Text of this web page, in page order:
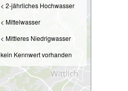
< 2-jährliches Hochwasser
< Mittelwasser
< Mittleres Niedrigwasser
kein Kennwert vorhanden